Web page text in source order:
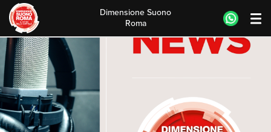
Skip
to
content
Dimensione Suono
Roma